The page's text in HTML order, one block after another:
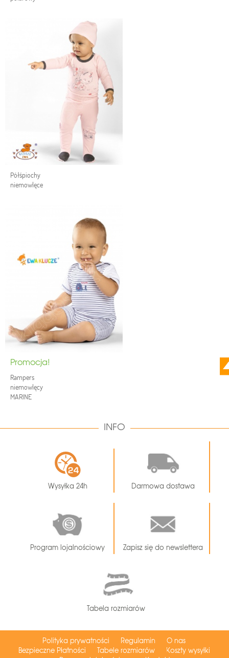
Półśpiochy
niemowlęce
Promocja!
Rampers
niemowlęcy
MARINE
INFO
Wysyłka 24h Darmowa dostawa
Program lojalnościowy Zapisz się do newslettera
Tabela rozmiarów
Polityka prywatności Regulamin
O nas
Bezpieczne Płatności
Tabele rozmiarów
Koszty wysyłki